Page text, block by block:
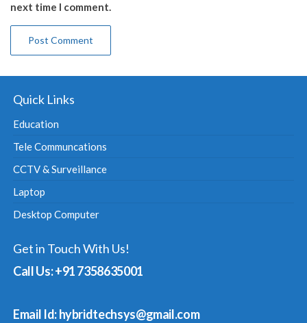
next time I comment.
Quick Links
Education
Tele Communcations
CCTV & Surveillance
Laptop
Desktop Computer
Get in Touch With Us!
Call Us: +91 7358635001
Email Id: hybridtechsys@gmail.com